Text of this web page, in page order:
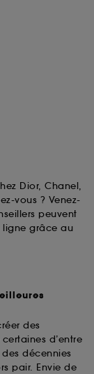
Dior, Chanel,
vous ? Venez-
peuvent
ligne grâce au
des
d’entre
décennies
pair. Envie de